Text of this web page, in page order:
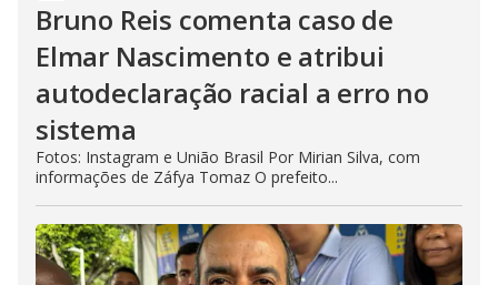
Bruno Reis comenta caso de
Elmar Nascimento e atribui
autodeclaração racial a erro no
sistema
Fotos: Instagram e União Brasil Por Mirian Silva, com
informações de Záfya Tomaz O prefeito...